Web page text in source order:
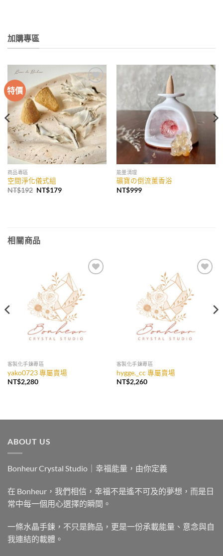
加購專區
特價
加入
收藏
商品專區
空間淨化儀式組
NT$192 原
NT$179目
收藏
能量清理
礦寶の倒流薰香浴
NT$999
相關商品
客製化手鍊專區
yako0723 專屬賣場
NT$2,280
客製化手鍊專區
hygge._cc 專屬賣場
NT$2,260
ABOUT US
Bonheur Crystal Studio｜幸福能量，由你定義
在 Bonheur，我們相信，幸福不是遙不可及的夢想，而是日
常中每一個用心選擇的瞬間。
一條水晶手鍊，不只是飾品，更是一份承載能量、意念與自
我連結的載體。